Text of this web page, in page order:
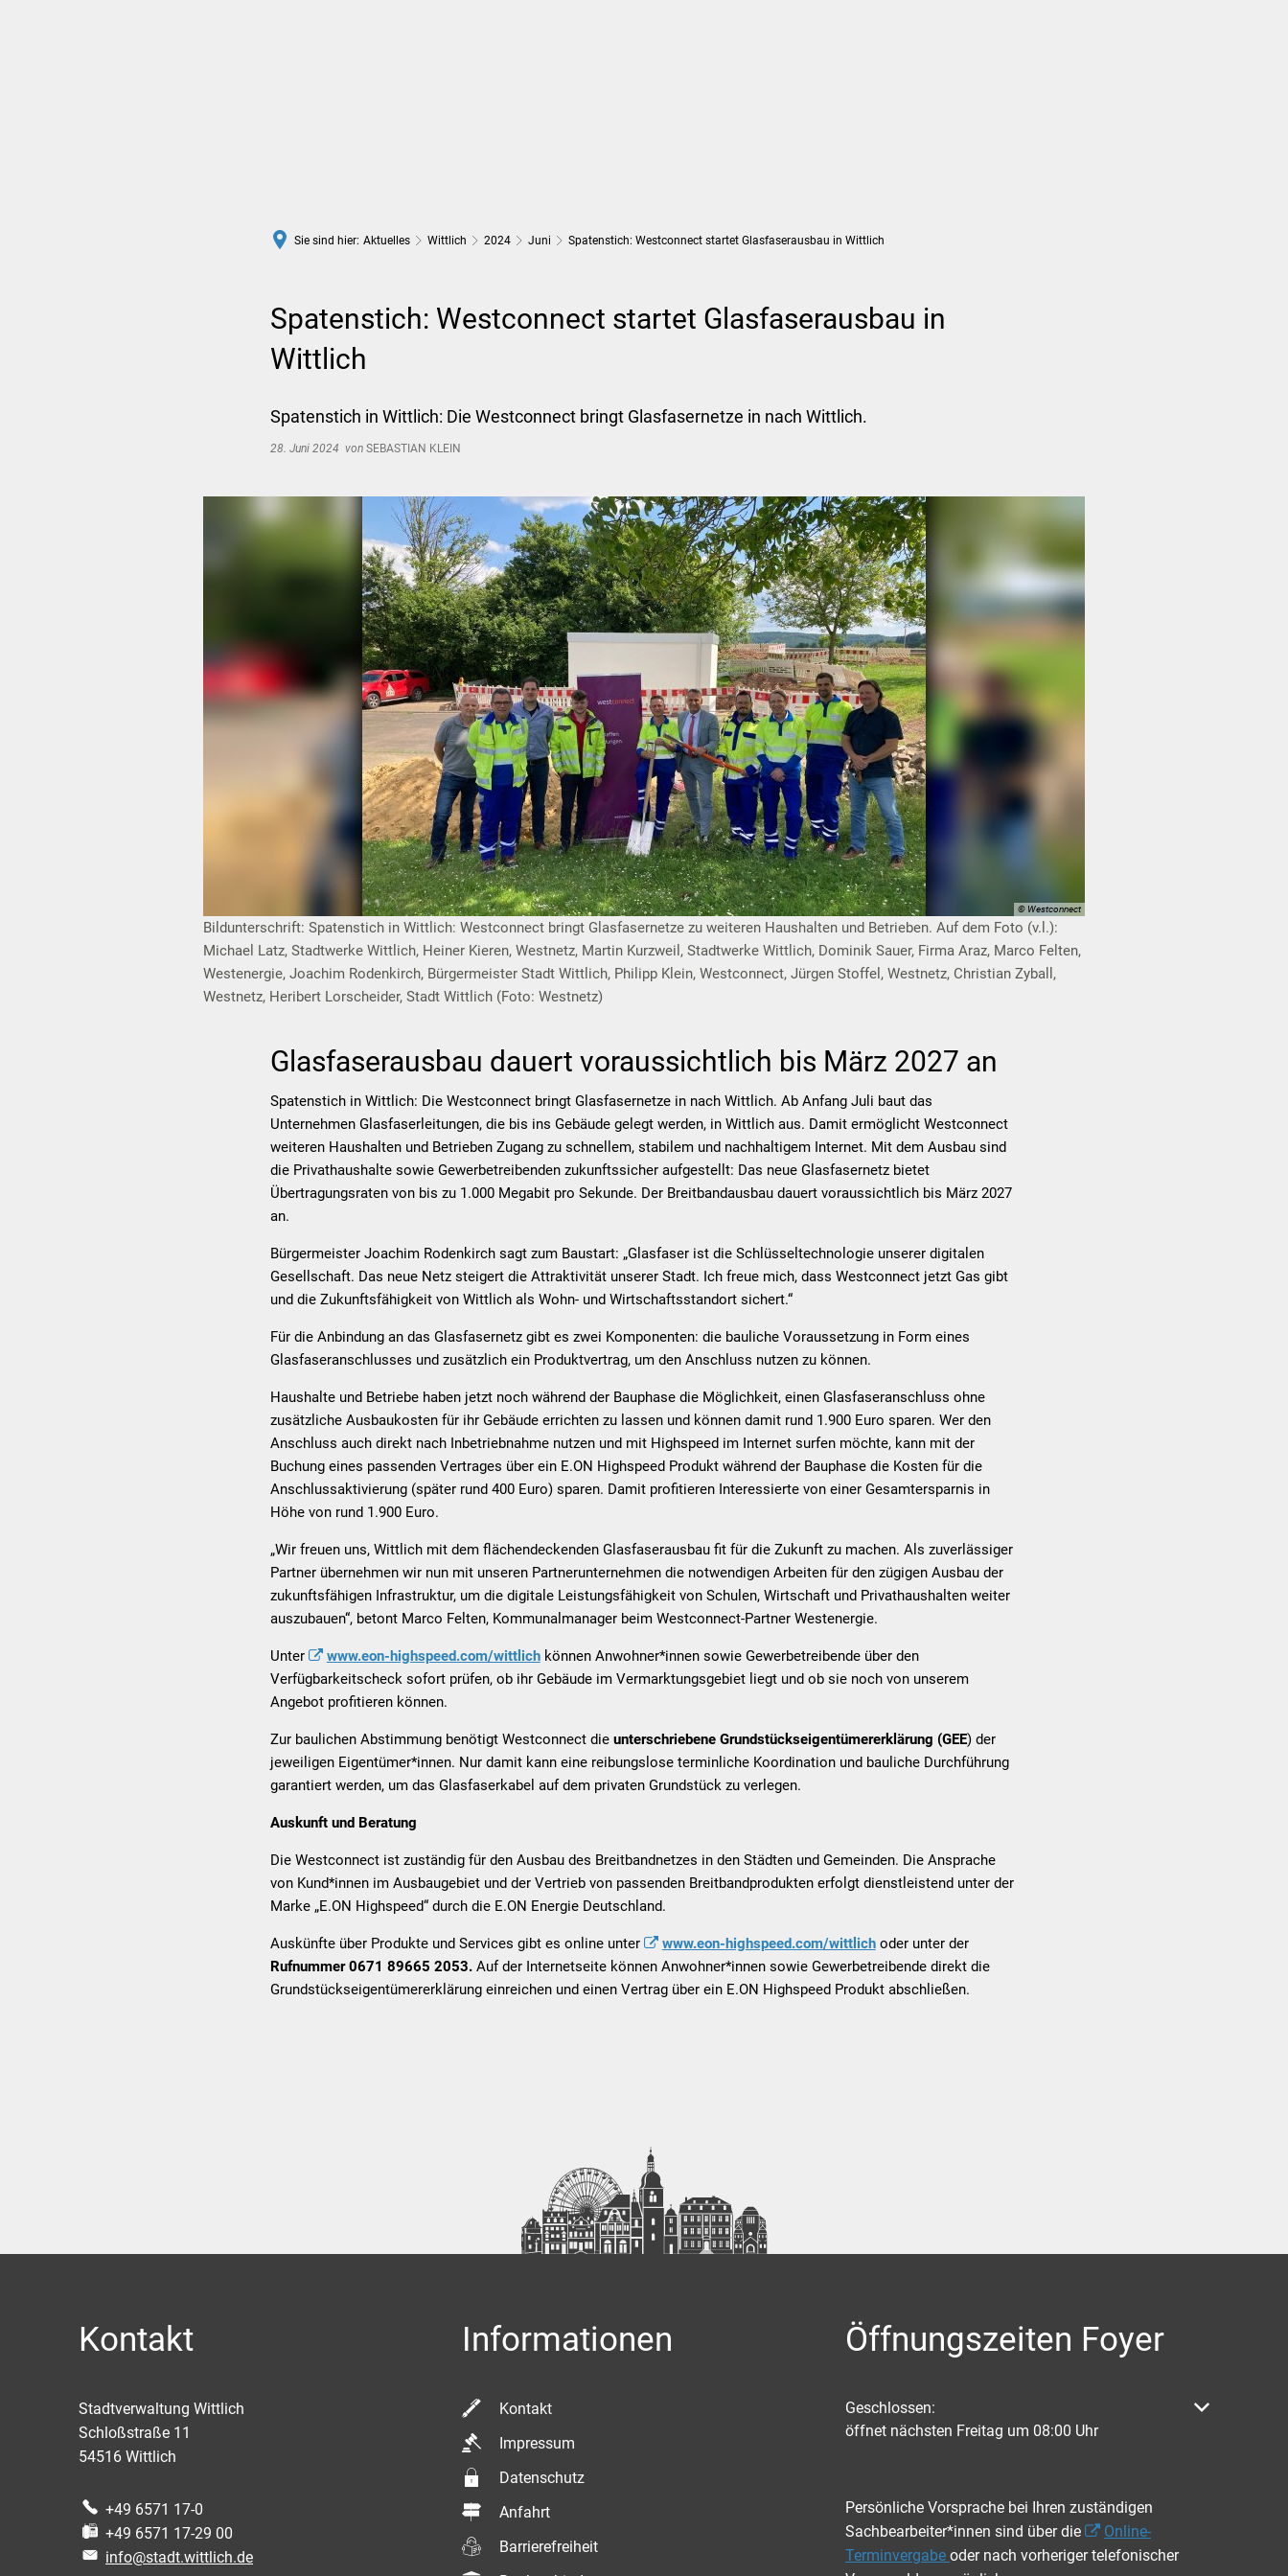
Sie sind hier: Aktuelles Wittlich 2024 Juni Spatenstich: Westconnect startet Glasfaserausbau in Wittlich
Spatenstich: Westconnect startet Glasfaserausbau in
Wittlich
Spatenstich in Wittlich: Die Westconnect bringt Glasfasernetze in nach Wittlich.
28. Juni 2024 von SEBASTIAN KLEIN
© Westconnect
Bildunterschrift: Spatenstich in Wittlich: Westconnect bringt Glasfasernetze zu weiteren Haushalten und Betrieben. Auf dem Foto (v.l.):
Michael Latz, Stadtwerke Wittlich, Heiner Kieren, Westnetz, Martin Kurzweil, Stadtwerke Wittlich, Dominik Sauer, Firma Araz, Marco Felten,
Westenergie, Joachim Rodenkirch, Bürgermeister Stadt Wittlich, Philipp Klein, Westconnect, Jürgen Stoffel, Westnetz, Christian Zyball,
Westnetz, Heribert Lorscheider, Stadt Wittlich (Foto: Westnetz)
Glasfaserausbau dauert voraussichtlich bis März 2027 an
Spatenstich in Wittlich: Die Westconnect bringt Glasfasernetze in nach Wittlich. Ab Anfang Juli baut das
Unternehmen Glasfaserleitungen, die bis ins Gebäude gelegt werden, in Wittlich aus. Damit ermöglicht Westconnect
weiteren Haushalten und Betrieben Zugang zu schnellem, stabilem und nachhaltigem Internet. Mit dem Ausbau sind
die Privathaushalte sowie Gewerbetreibenden zukunftssicher aufgestellt: Das neue Glasfasernetz bietet
Übertragungsraten von bis zu 1.000 Megabit pro Sekunde. Der Breitbandausbau dauert voraussichtlich bis März 2027
an.
Bürgermeister Joachim Rodenkirch sagt zum Baustart: „Glasfaser ist die Schlüsseltechnologie unserer digitalen
Gesellschaft. Das neue Netz steigert die Attraktivität unserer Stadt. Ich freue mich, dass Westconnect jetzt Gas gibt
und die Zukunftsfähigkeit von Wittlich als Wohn- und Wirtschaftsstandort sichert.“
Für die Anbindung an das Glasfasernetz gibt es zwei Komponenten: die bauliche Voraussetzung in Form eines
Glasfaseranschlusses und zusätzlich ein Produktvertrag, um den Anschluss nutzen zu können.
Haushalte und Betriebe haben jetzt noch während der Bauphase die Möglichkeit, einen Glasfaseranschluss ohne
zusätzliche Ausbaukosten für ihr Gebäude errichten zu lassen und können damit rund 1.900 Euro sparen. Wer den
Anschluss auch direkt nach Inbetriebnahme nutzen und mit Highspeed im Internet surfen möchte, kann mit der
Buchung eines passenden Vertrages über ein E.ON Highspeed Produkt während der Bauphase die Kosten für die
Anschlussaktivierung (später rund 400 Euro) sparen. Damit profitieren Interessierte von einer Gesamtersparnis in
Höhe von rund 1.900 Euro.
„Wir freuen uns, Wittlich mit dem flächendeckenden Glasfaserausbau fit für die Zukunft zu machen. Als zuverlässiger
Partner übernehmen wir nun mit unseren Partnerunternehmen die notwendigen Arbeiten für den zügigen Ausbau der
zukunftsfähigen Infrastruktur, um die digitale Leistungsfähigkeit von Schulen, Wirtschaft und Privathaushalten weiter
auszubauen“, betont Marco Felten, Kommunalmanager beim Westconnect-Partner Westenergie.
Unter www.eon-highspeed.com/wittlichkönnen Anwohner*innen sowie Gewerbetreibende über den
Verfügbarkeitscheck sofort prüfen, ob ihr Gebäude im Vermarktungsgebiet liegt und ob sie noch von unserem
Angebot profitieren können.
Zur baulichen Abstimmung benötigt Westconnect die unterschriebene Grundstückseigentümererklärung (GEE) der
jeweiligen Eigentümer*innen. Nur damit kann eine reibungslose terminliche Koordination und bauliche Durchführung
garantiert werden, um das Glasfaserkabel auf dem privaten Grundstück zu verlegen.
Auskunft und Beratung
Die Westconnect ist zuständig für den Ausbau des Breitbandnetzes in den Städten und Gemeinden. Die Ansprache
von Kund*innen im Ausbaugebiet und der Vertrieb von passenden Breitbandprodukten erfolgt dienstleistend unter der
Marke „E.ON Highspeed“ durch die E.ON Energie Deutschland.
Auskünfte über Produkte und Services gibt es online unter www.eon-highspeed.com/wittlichoder unter der
Rufnummer 0671 89665 2053. Auf der Internetseite können Anwohner*innen sowie Gewerbetreibende direkt die
Grundstückseigentümererklärung einreichen und einen Vertrag über ein E.ON Highspeed Produkt abschließen.
Kontakt
Stadtverwaltung Wittlich
Schloßstraße 11
54516 Wittlich
+49 6571 17-0
+49 6571 17-29 00
info@stadt.wittlich.de
Informationen
Kontakt
Impressum
Datenschutz
Anfahrt
Barrierefreiheit
Öffnungszeiten Foyer
Klicken, um weitere Öffnungs- oder Schließzeiten auszublenden
Geschlossen:
öffnet nächsten Freitag um 08:00 Uhr
Persönliche Vorsprache bei Ihren zuständigen
Sachbearbeiter*innen sind über die
Online-
Terminvergabe oder nach vorheriger telefonischer